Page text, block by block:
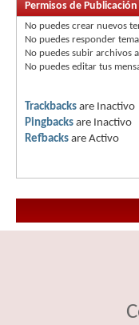
Permisos de Publicación
No puedes crear nuevos
No puedes responder
No puedes subir archivos
No puedes editar tus
Trackbacks are Inactivo
Pingbacks are Inactivo
Refbacks are Activo